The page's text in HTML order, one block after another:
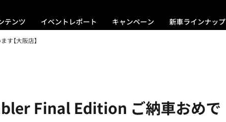
テンツ イベントレポート キャンペーン 新車ラインナップ
【大阪店】
Final Edition ご納車おめで